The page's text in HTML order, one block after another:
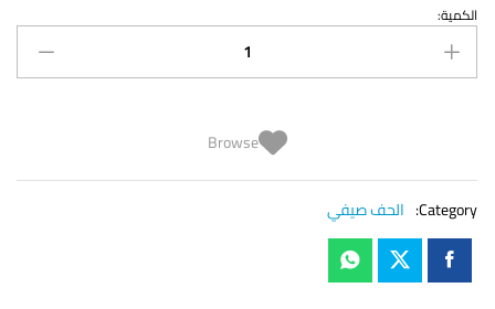
لـحـاف
جـاكـار
كـاسـتـيـلـو
quantity
الكمية:
Browse
Category: الحف صيفي